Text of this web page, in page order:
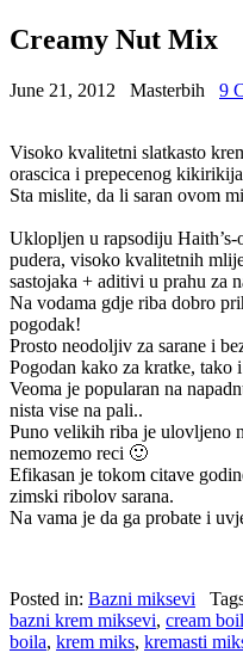
Creamy Nut Mix
June 21, 2012 Masterbih 9
Visoko kvalitetni slatkasto
orascica i prepecenog
Sta mislite, da li saran ovom
Uklopljen u rapsodiju
pudera, visoko kvalitetnih
sastojaka + aditivi u prahu za
Na vodama gdje riba dobro
pogodak!
Prosto neodoljiv za sarane i
Pogodan kako za kratke, tako
Veoma je popularan na
nista vise na pali..
Puno velikih riba je ulovljeno
nemozemo reci 🙂
Efikasan je tokom citave
zimski ribolov sarana.
Na vama je da ga probate i
Posted in: Bazni miksevi
bazni krem miksevi, cream
boila, krem miks, kremasti